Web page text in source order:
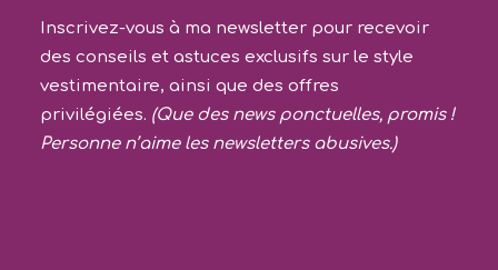
Inscrivez-vous à ma newsletter pour recevoir
des conseils et astuces exclusifs sur le style
vestimentaire, ainsi que des offres
privilégiées. (Que des news ponctuelles, promis !
Personne n’aime les newsletters abusives.)